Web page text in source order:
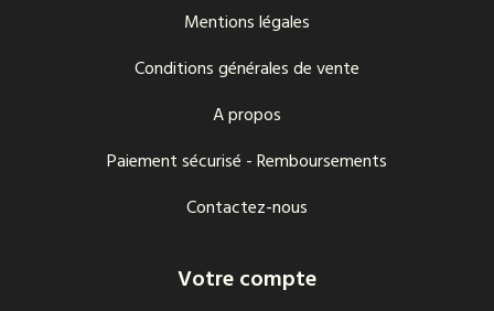
Mentions légales
Conditions générales de vente
A propos
Paiement sécurisé - Remboursements
Contactez-nous
Votre compte